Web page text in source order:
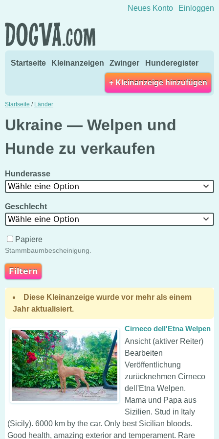
Direkt zum Inhalt wechseln
Neues Konto Einloggen
Startseite Kleinanzeigen Zwinger Hunderegister
+ Kleinanzeige hinzufügen
Startseite / Länder
Ukraine — Welpen und
Hunde zu verkaufen
Hunderasse
Wähle eine Option
Geschlecht
Wähle eine Option
Papiere
Stammbaumbescheinigung.
Diese Kleinanzeige wurde vor mehr als einem
Jahr aktualisiert.
Cirneco dell'Etna Welpen
Ansicht (aktiver Reiter)
Bearbeiten
Veröffentlichung
zurücknehmen Cirneco
dell'Etna Welpen.
Mama und Papa aus
Sizilien. Stud in Italy
(Sicily). 6000 km by the car. Only best Sicilian bloods.
Good health, amazing exterior and temperament. Rare